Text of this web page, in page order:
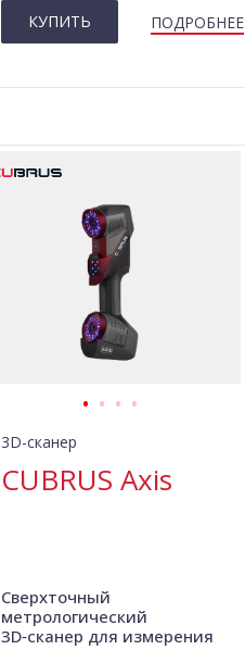
КУПИТЬ ПОДРОБНЕЕ
3D-сканер
CUBRUS Axis
Сверхточный
метрологический
3D‑сканер для измерения